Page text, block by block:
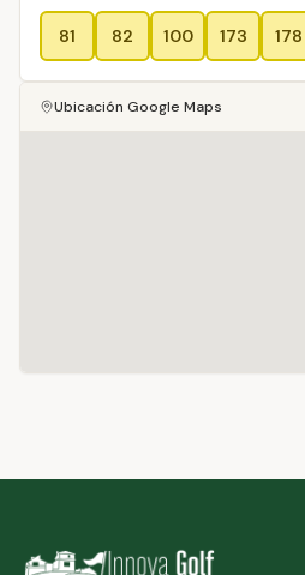
81 82 100 173 178
Ubicación Google Maps